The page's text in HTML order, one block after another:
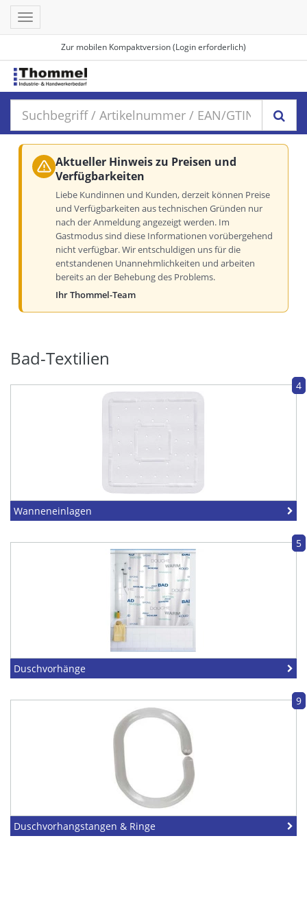
Zur mobilen Kompaktversion (Login erforderlich)
Toggle
navigation
Aktueller Hinweis zu Preisen und
Verfügbarkeiten
Liebe Kundinnen und Kunden, derzeit können Preise
und Verfügbarkeiten aus technischen Gründen nur
nach der Anmeldung angezeigt werden. Im
Gastmodus sind diese Informationen vorübergehend
nicht verfügbar. Wir entschuldigen uns für die
entstandenen Unannehmlichkeiten und arbeiten
bereits an der Behebung des Problems.
Ihr Thommel-Team
Bad-Textilien
4
Wanneneinlagen
5
Duschvorhänge
9
Duschvorhangstangen & Ringe